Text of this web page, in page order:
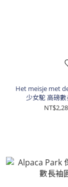
Het meisje met
少女駝 高磅